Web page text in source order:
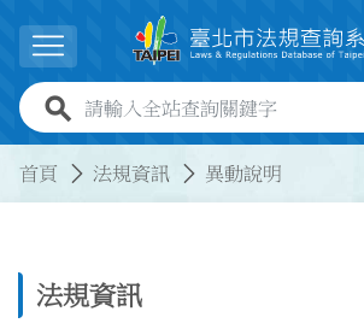
展開選單
全站查詢關鍵字欄位
首頁 法規資訊 異動說明
法規資訊